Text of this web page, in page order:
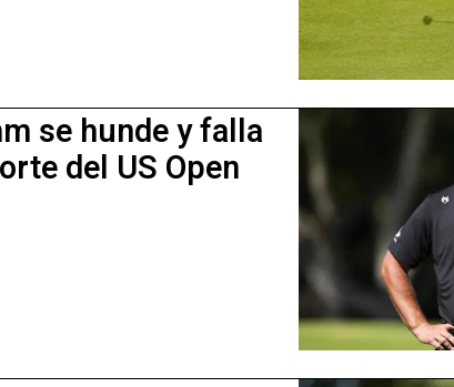
se hunde y falla
del US Open